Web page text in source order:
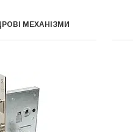
МЕХАНІЗМИ